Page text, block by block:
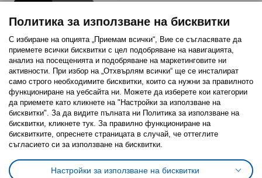
Последвайте ни:
FacebookTwitterYoutubePinterestInstagram
Политика за използване на бисквитки (Cookies)
Избор на настройки за използване на бисквитки
Условия за ползване на ikea.bgОбща политика за личните данни
Политика за използване на бисквитки
С избиране на опцията „Приемам всички“, Вие се съгласявате да
приемете всички бисквитки с цел подобряване на навигацията,
анализ на посещенията и подобряване на маркетинговите ни
активности. При избор на „Отхвърлям всички“ ще се инсталират
само строго необходимитe бисквитки, които са нужни за правилното
функциониране на уебсайта ни. Можете да изберете кои категории
да приемете като кликнете на "Настройки за използване на
бисквитки". За да видите пълната ни Политика за използване на
бисквитки, кликнете тук. За правилно функциониране на
бисквитките, опреснете страницата в случай, че оттеглите
съгласието си за използване на бисквитки.
Настройки за използване на бисквитки